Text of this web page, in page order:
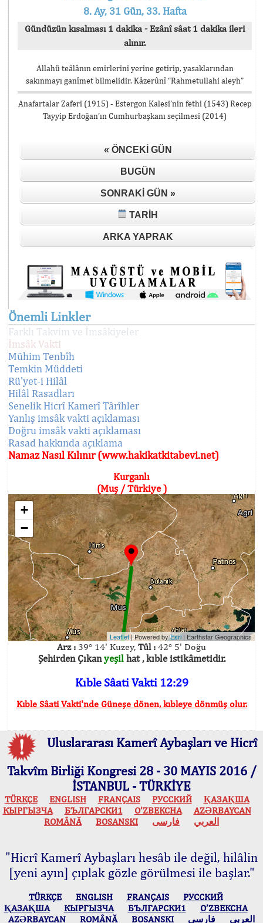
8. Ay, 31 Gün, 33. Hafta
Gündüzün kısalması 1 dakika - Ezânî sâat 1 dakika ileri
alınır.
Allahü teâlânın emirlerini yerine getirip, yasaklarından
sakınmayı ganîmet bilmelidir. Kâzerûnî “Rahmetullahi aleyh”
Anafartalar Zaferi (1915) - Estergon Kalesi’nin fethi (1543) Recep
Tayyip Erdoğan’ın Cumhurbaşkanı seçilmesi (2014)
« ÖNCEKI GÜN
BUGÜN
SONRAKI GÜN »
TARIH
ARKA YAPRAK
Önemli Linkler
Farklı Takvim ve İmsâkiyeler
İmsâk Vakti
Mühim Tenbîh
Temkin Müddeti
Rü'yet-i Hilâl
Hilâl Rasadları
Senelik Hicrî Kamerî Târîhler
Yanlış imsâk vakti açıklaması
Doğru imsâk vakti açıklaması
Rasad hakkında açıklama
Namaz Nasıl Kılınır (www.hakikatkitabevi.net)
Kurganlı
(Muş / Türkiye )
+
−
Leaflet| Powered byEsri | Earthstar Geographics
Arz : 39° 14' Kuzey, Tûl : 42° 5' Doğu
Şehirden Çıkanyeşilhat , kıble istikâmetidir.
Kıble Sâati Vakti 12:29
Kıble Sâati Vakti'nde Güneşe dönen, kıbleye dönmüş olur.
Uluslararası Kamerî Aybaşları ve Hicrî
Takvîm Birliği Kongresi 28 - 30 MAYIS 2016 /
İSTANBUL - TÜRKİYE
TÜRKÇE ENGLISH FRANÇAIS РУССКИЙ
ҚАЗАҚША
КЫPГЫЗЧA
БЪЛГАРСКИ1 O’ZBEKCHA
AZӘRBAYCAN
ROMÂNĂ
BOSANSKI العربي فارسی
"Hicrî Kamerî Aybaşları hesâb ile değil, hilâlin
[yeni ayın] çıplak gözle görülmesi ile başlar."
TÜRKÇE ENGLISH FRANÇAIS
РУССКИЙ
ҚАЗАҚША
КЫPГЫЗЧA БЪЛГАРСКИ1
O’ZBEKCHA
AZӘRBAYCAN
ROMÂNĂ BOSANSKI العربي فارسی